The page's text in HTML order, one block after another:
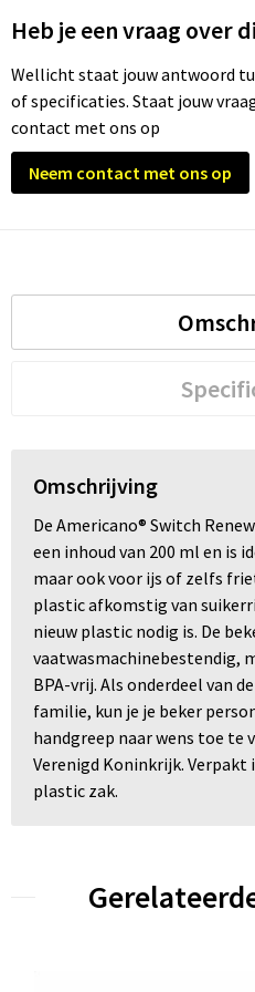
Trolleys
Waterbestendige tassen
Heb je een vraag over
Wellicht staat jouw antwoord
of specificaties. Staat jouw
contact met ons op
Neem contact met ons op
Omschrijving
De Americano® Switch
een inhoud van 200 ml en is
maar ook voor ijs of zelfs
plastic afkomstig van
nieuw plastic nodig is. De
vaatwasmachinebestendig,
BPA-vrij. Als onderdeel van
familie, kun je je beker
handgreep naar wens toe te
Verenigd Koninkrijk. Verpakt
plastic zak.